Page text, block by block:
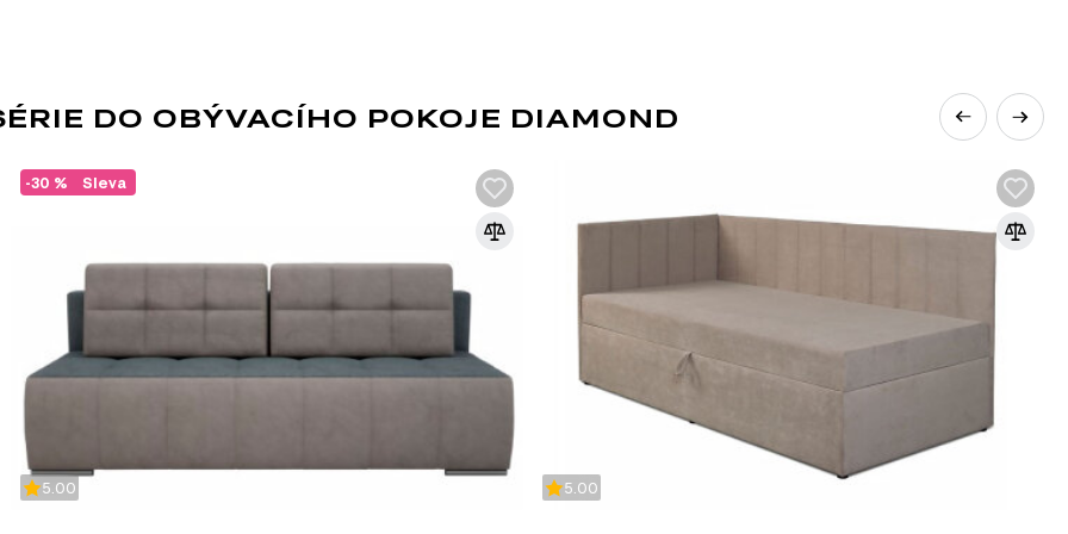
SKANDINÁVSKÝ STYL
Skandinávský styl oceňuje útulnost — je to především funkčnost a jednoduchost,
cestu, která vám umožňuje žít podle principu švédské rovnováhy „lagom“, což doslova
znamená „tak akorát“ – nic by nemělo být málo ani moc. Díky přírodním materiálům a
jemným barvám se budete vždy cítit jako doma. Interiér se vyznačuje:
Skandinávská láska k přírodě, lesům a loukám se odráží i v interiéru. Tato vášeň se odráží v
nábytku — formy a design jsou jednoduché a průhledné a vždy je doplňuje funkce;
minimum dekoru a jeden výrazný prvek uspořádání v místnosti. Design může být doplněn o
koberce se vzory, obrazy, vázy, doplňky ve vikingském stylu, ručně vyráběné dřevěné předměty;
Skandinávský styl je vždy spojen s čistým vzduchem a svěžím prostorem, tato atmosféra se
vyznačuje množstvím přirozeného světla, nejlépe s panoramatickými okny a volným prostorem;
barva je bílá, možné jsou všechny její odstíny. Můžete jej zkombinovat s pastelovými tóny. Jemná
DO OBÝVACÍHO POKOJE DIAMOND
Sleva
-30 %
5.00 5.00